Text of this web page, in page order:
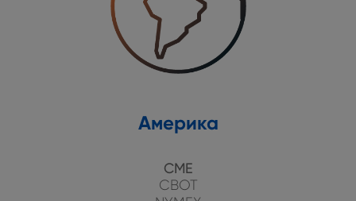
Америка
CME
CBOT